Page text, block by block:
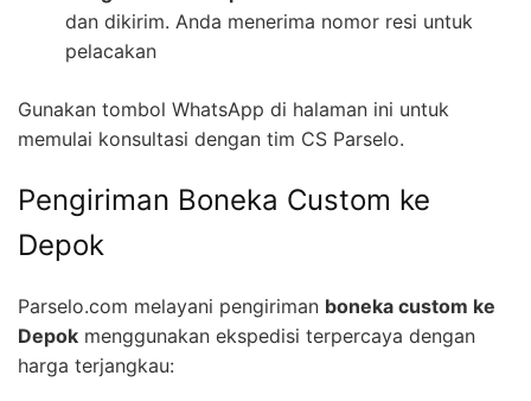
dan dikirim. Anda menerima nomor resi untuk
pelacakan
Gunakan tombol WhatsApp di halaman ini untuk
memulai konsultasi dengan tim CS Parselo.
Pengiriman Boneka Custom ke
Depok
Parselo.com melayani pengiriman boneka custom ke
Depok menggunakan ekspedisi terpercaya dengan
harga terjangkau: